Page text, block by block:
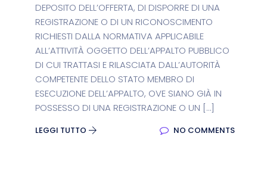
DEPOSITO DELL’OFFERTA, DI DISPORRE DI UNA
REGISTRAZIONE O DI UN RICONOSCIMENTO
RICHIESTI DALLA NORMATIVA APPLICABILE
ALL’ATTIVITÀ OGGETTO DELL’APPALTO PUBBLICO
DI CUI TRATTASI E RILASCIATA DALL’AUTORITÀ
COMPETENTE DELLO STATO MEMBRO DI
ESECUZIONE DELL’APPALTO, OVE SIANO GIÀ IN
POSSESSO DI UNA REGISTRAZIONE O UN […]
LEGGI TUTTO NO COMMENTS